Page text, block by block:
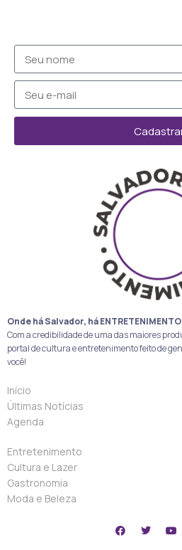
Onde há Salvador, há
Com a credibilidade de uma das maiores
portal de cultura e entretenimento feito de
você!
Início
Últimas Notícias
Agenda
Entretenimento
Cultura e Lazer
Gastronomia
Moda e Beleza